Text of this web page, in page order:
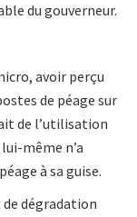
du gouverneur.
avoir perçu
de péage sur
de l’utilisation
même n’a
à sa guise.
dégradation